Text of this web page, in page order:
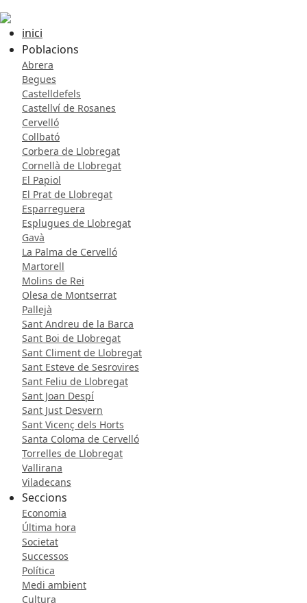
inici
Poblacions
Abrera
Begues
Castelldefels
Castellví de Rosanes
Cervelló
Collbató
Corbera de Llobregat
Cornellà de Llobregat
El Papiol
El Prat de Llobregat
Esparreguera
Esplugues de Llobregat
Gavà
La Palma de Cervelló
Martorell
Molins de Rei
Olesa de Montserrat
Pallejà
Sant Andreu de la Barca
Sant Boi de Llobregat
Sant Climent de Llobregat
Sant Esteve de Sesrovires
Sant Feliu de Llobregat
Sant Joan Despí
Sant Just Desvern
Sant Vicenç dels Horts
Santa Coloma de Cervelló
Torrelles de Llobregat
Vallirana
Viladecans
Seccions
Economia
Última hora
Societat
Successos
Política
Medi ambient
Cultura